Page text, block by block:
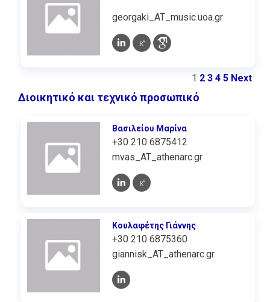
georgaki_AT_music.uoa.gr
1 2 3 4 5 Next
Διοικητικό και τεχνικό προσωπικό
Βασιλείου Μαρίνα
+30 210 6875412
mvas_AT_athenarc.gr
Κουλαφέτης Γιάννης
+30 210 6875360
giannisk_AT_athenarc.gr